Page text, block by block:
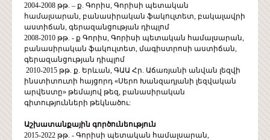
2004-2008 թթ. – ք. Գորիս, Գորիսի պետական
համալսարան, բանասիրական ֆակուլտետ, բակալավրի
աստիճան, գերազանցության դիպլոմ
2008-2010 թթ. - ք Գորիս, Գորիսի պետական համալսարան,
բանասիրական ֆակուլտետ, մագիստրոսի աստիճան,
գերազանցության դիպլոմ
2010-2015 թթ. ք. Երևան, ԳԱԱ Հր. Աճառյանի անվան լեզվի
ինստիտուտի հայցորդ «Սերո Խանզադյանի լեզվական
արվեստը» թեմայով թեզ, բանասիրական
գիտությունների թեկնածու:
Աշխատանքային գործունեություն
2015-2022 թթ. - Գորիսի պետական համալսարան,